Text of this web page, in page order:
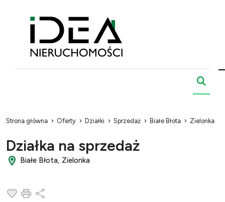
Strona główna Oferty Działki Sprzedaż Białe Błota Zielonka
Działka na sprzedaż
Białe Błota, Zielonka
Dodaj do ulubionych
Drukuj